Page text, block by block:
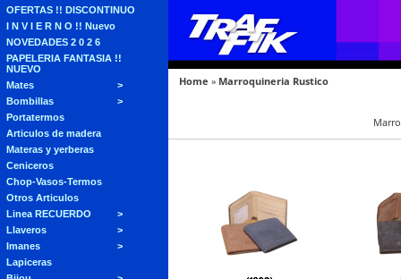
OFERTAS !! DISCONTINUO
I N V I E R N O !! Nuevo
NOVEDADES 2 0 2 6
PAPELERIA FANTASIA !!
NUEVO
Mates
Bombillas
Portatermos
Articulos de madera
Materas y yerberas
Ceniceros
Chop-Vasos-Termos
Otros Articulos
Linea RECUERDO
Llaveros
Imanes
Lapiceras
Home » Marroquineria Rustico